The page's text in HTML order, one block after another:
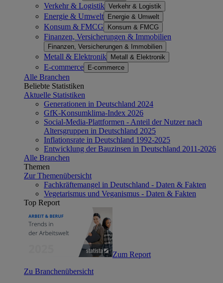
Verkehr & Logistik Verkehr & Logistik
Energie & Umwelt Energie & Umwelt
Konsum & FMCG Konsum & FMCG
Finanzen, Versicherungen & Immobilien
Finanzen, Versicherungen & Immobilien
Metall & Elektronik Metall & Elektronik
E-commerce E-commerce
Alle Branchen
Beliebte Statistiken
Aktuelle Statistiken
Generationen in Deutschland 2024
GfK-Konsumklima-Index 2026
Social-Media-Plattformen - Anteil der Nutzer nach
Altersgruppen in Deutschland 2025
Inflationsrate in Deutschland 1992-2025
Entwicklung der Bauzinsen in Deutschland 2011-2026
Alle Branchen
Themen
Zur Themenübersicht
Fachkräftemangel in Deutschland - Daten & Fakten
Vegetarismus und Veganismus - Daten & Fakten
Top Report
Zum Report
Zu Branchenübersicht